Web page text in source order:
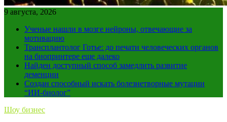
9 августа, 2026
Ученые нашли в мозге нейроны, отвечающие за
мотивацию
Трансплантолог Готье: до печати человеческих органов
на биопринтере еще далеко
Найден доступный способ замедлить развитие
деменции
Создан способный искать болезнетворные мутации
“ИИ-биолог”
Шоу бизнес